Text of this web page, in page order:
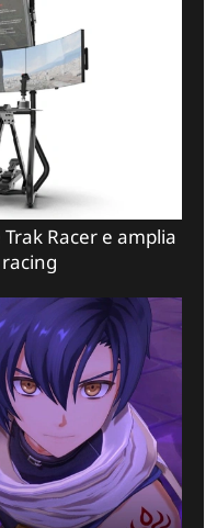
Racer e amplia